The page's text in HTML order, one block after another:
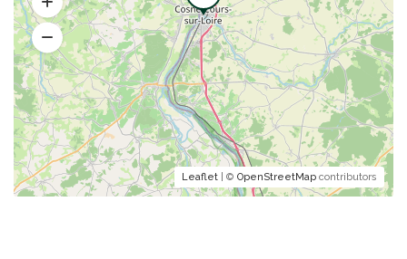
Leaflet | © OpenStreetMap contributors